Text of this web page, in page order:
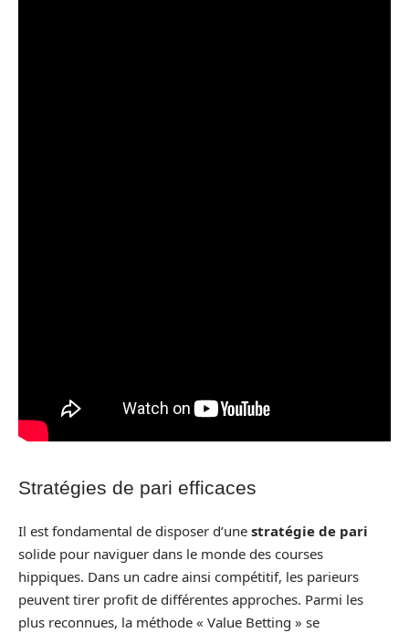
Stratégies de pari efficaces
Il est fondamental de disposer d’une stratégie de pari
solide pour naviguer dans le monde des courses
hippiques. Dans un cadre ainsi compétitif, les parieurs
peuvent tirer profit de différentes approches. Parmi les
plus reconnues, la méthode « Value Betting » se